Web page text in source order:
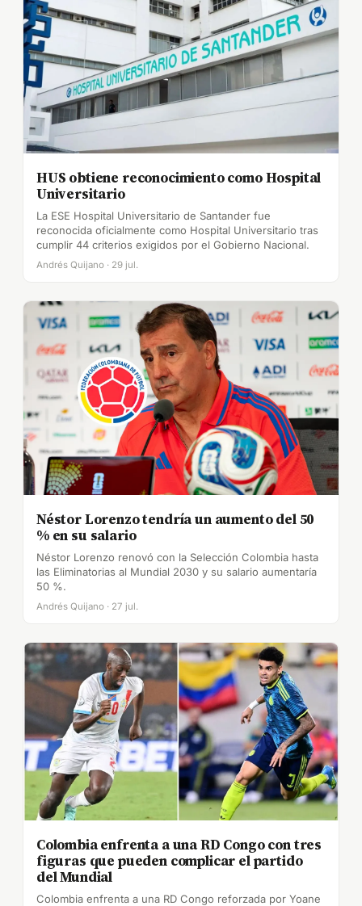
HUS obtiene reconocimiento como Hospital
Universitario
La ESE Hospital Universitario de Santander fue
reconocida oficialmente como Hospital Universitario tras
cumplir 44 criterios exigidos por el Gobierno Nacional.
Andrés Quijano · 29 jul.
Néstor Lorenzo tendría un aumento del 50
% en su salario
Néstor Lorenzo renovó con la Selección Colombia hasta
las Eliminatorias al Mundial 2030 y su salario aumentaría
50 %.
Andrés Quijano · 27 jul.
Colombia enfrenta a una RD Congo con tres
figuras que pueden complicar el partido
del Mundial
Colombia enfrenta a una RD Congo reforzada por Yoane